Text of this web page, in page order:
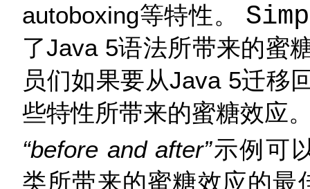
autoboxing等特性。
了Java 5语法所带来的蜜
员们如果要从Java 5迁移
些特性所带来的蜜糖效应
“before and after”示例可
类所带来的蜜糖效应的最